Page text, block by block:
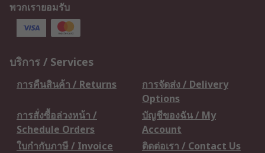
พวกเรายอมรับ
บริการ / Services
การคืนสินค้า / Returns
การจัดส่ง / Delivery
Options
การสั่งซื้อล่วงหน้า /
Schedule Orders
บัญชีของฉัน / My
Account
ใบกำกับภาษี / Invoice
ติดต่อเรา / Contact Us